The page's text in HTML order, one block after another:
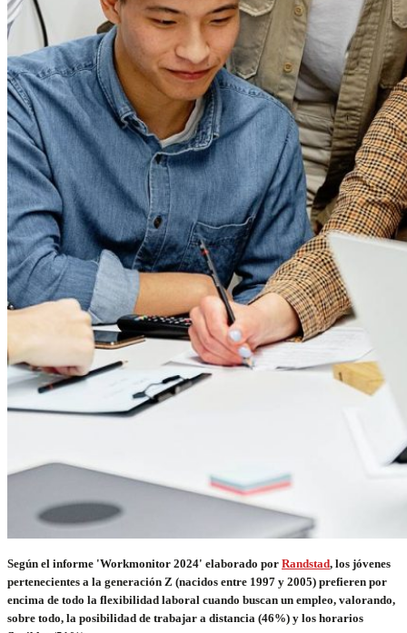
Según el informe 'Workmonitor 2024' elaborado por Randstad, los jóvenes
pertenecientes a la generación Z (nacidos entre 1997 y 2005) prefieren por
encima de todo la flexibilidad laboral cuando buscan un empleo, valorando,
sobre todo, la posibilidad de trabajar a distancia (46%) y los horarios